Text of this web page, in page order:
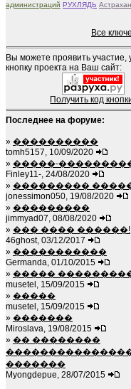
администраций РУХЛЯДЬ
Все
Вы можете проявить участие,
кнопку проекта на Ваш сайт:
Получить код
Последнее на форуме:
» ����������
tomh5157, 10/09/2020
» �����-
Finley11-, 24/08/2020
» ���������
jonessimon050, 19/08/2020
» ���������
jimmyad07, 08/08/2020
» ��� ���� ������!
46ghost, 03/12/2017
» �����������
Germanda, 01/10/2015
» �����
musetel, 15/09/2015
» �����
musetel, 15/09/2015
» �������
Miroslava, 19/08/2015
» �� ��������
�������
Myongdepue, 28/07/2015